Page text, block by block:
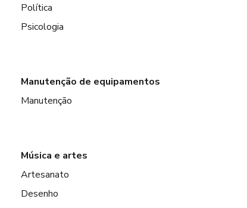
Política
Psicologia
Manutenção de equipamentos
Manutenção
Música e artes
Artesanato
Desenho